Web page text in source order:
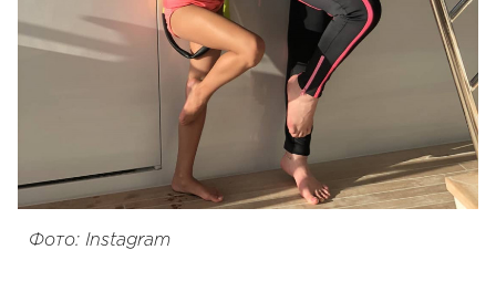
Фото: Instagram